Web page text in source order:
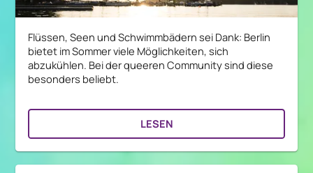
Flüssen, Seen und Schwimmbädern sei Dank: Berlin
bietet im Sommer viele Möglichkeiten, sich
abzukühlen. Bei der queeren Community sind diese
besonders beliebt.
LESEN